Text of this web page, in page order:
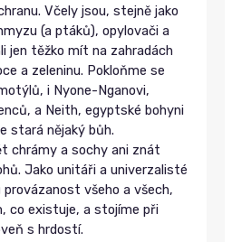
Včely jsou, stejně jako
(a ptáků), opylovači a
jen těžko mít na zahradách
a zeleninu. Pokloňme se
i Nyone-Nganovi,
a Neith, egyptské bohyni
stará nějaký bůh.
chrámy a sochy ani znát
Jako unitáři a univerzalisté
všeho a všech,
co existuje, a stojíme při
s hrdostí.